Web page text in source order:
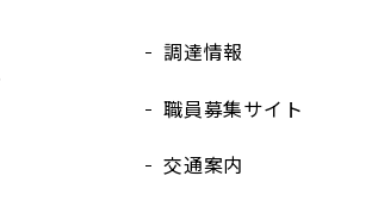
調達情報
職員募集サイト
交通案内